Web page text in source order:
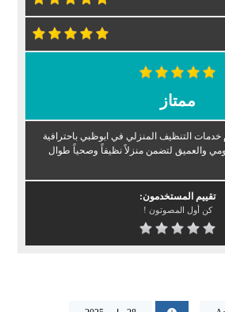
ممتاز
التنظيف المنزلي في ابوظبي باحترافية
والعميق لتضمن منزلاً نظيفاً وصحياً طوال
تقييم المستخدمون:
كن أول المصوتون !